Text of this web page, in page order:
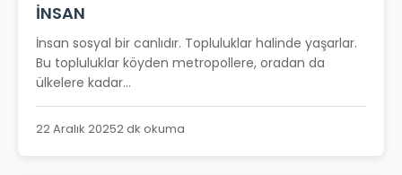
İNSAN
İnsan sosyal bir canlıdır. Topluluklar halinde yaşarlar.
Bu topluluklar köyden metropollere, oradan da
ülkelere kadar...
22 Aralık 20252 dk okuma